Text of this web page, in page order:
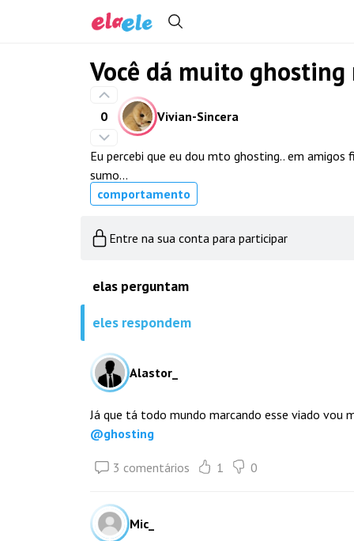
Você dá muito ghosting
0 Vivian-Sincera
Eu percebi que eu dou mto ghosting.. em
sumo...
comportamento
Entre na sua conta para participar
elas perguntam
eles respondem
Alastor_
Já que tá todo mundo marcando esse viado vou
@ghosting
3 comentários 1 0
Mic_